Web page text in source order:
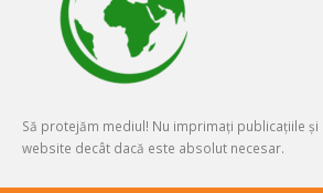
website decât dacă este absolut necesar.
© Copyright 1998 - 2026. Toate drepturile rezervate.